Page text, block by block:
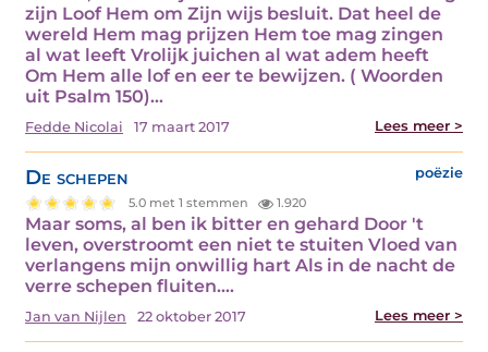
zijn Loof Hem om Zijn wijs besluit. Dat heel de
wereld Hem mag prijzen Hem toe mag zingen
al wat leeft Vrolijk juichen al wat adem heeft
Om Hem alle lof en eer te bewijzen. ( Woorden
uit Psalm 150)…
Fedde Nicolai 17 maart 2017 Lees meer >
De schepen poëzie
5.0 met 1 stemmen 1.920
Maar soms, al ben ik bitter en gehard Door 't
leven, overstroomt een niet te stuiten Vloed van
verlangens mijn onwillig hart Als in de nacht de
verre schepen fluiten.…
Jan van Nijlen 22 oktober 2017 Lees meer >